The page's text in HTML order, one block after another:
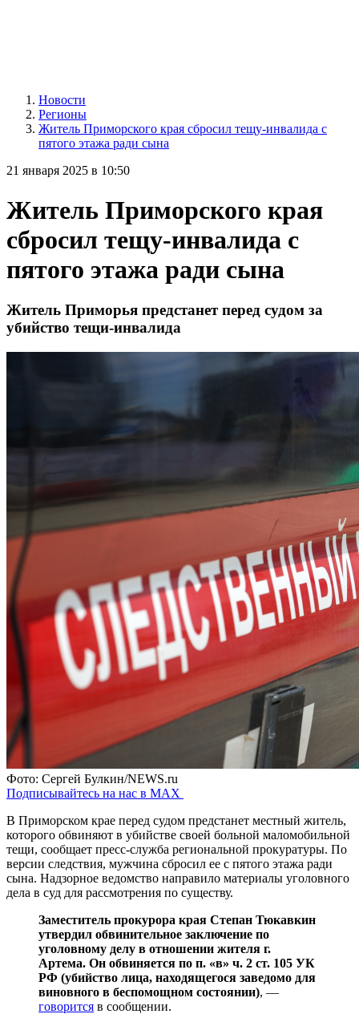
Новости
Регионы
Житель Приморского края сбросил тещу-инвалида с
пятого этажа ради сына
21 января 2025 в 10:50
Житель Приморского края
сбросил тещу-инвалида с
пятого этажа ради сына
Житель Приморья предстанет перед судом за
убийство тещи-инвалида
Фото: Сергей Булкин/NEWS.ru
Подписывайтесь на нас в MAX
В Приморском крае перед судом предстанет местный житель,
которого обвиняют в убийстве своей больной маломобильной
тещи, сообщает пресс-служба региональной прокуратуры. По
версии следствия, мужчина сбросил ее с пятого этажа ради
сына. Надзорное ведомство направило материалы уголовного
дела в суд для рассмотрения по существу.
Заместитель прокурора края Степан Тюкавкин
утвердил обвинительное заключение по
уголовному делу в отношении жителя г.
Артема. Он обвиняется по п. «в» ч. 2 ст. 105 УК
РФ (убийство лица, находящегося заведомо для
виновного в беспомощном состоянии), —
говорится в сообщении.